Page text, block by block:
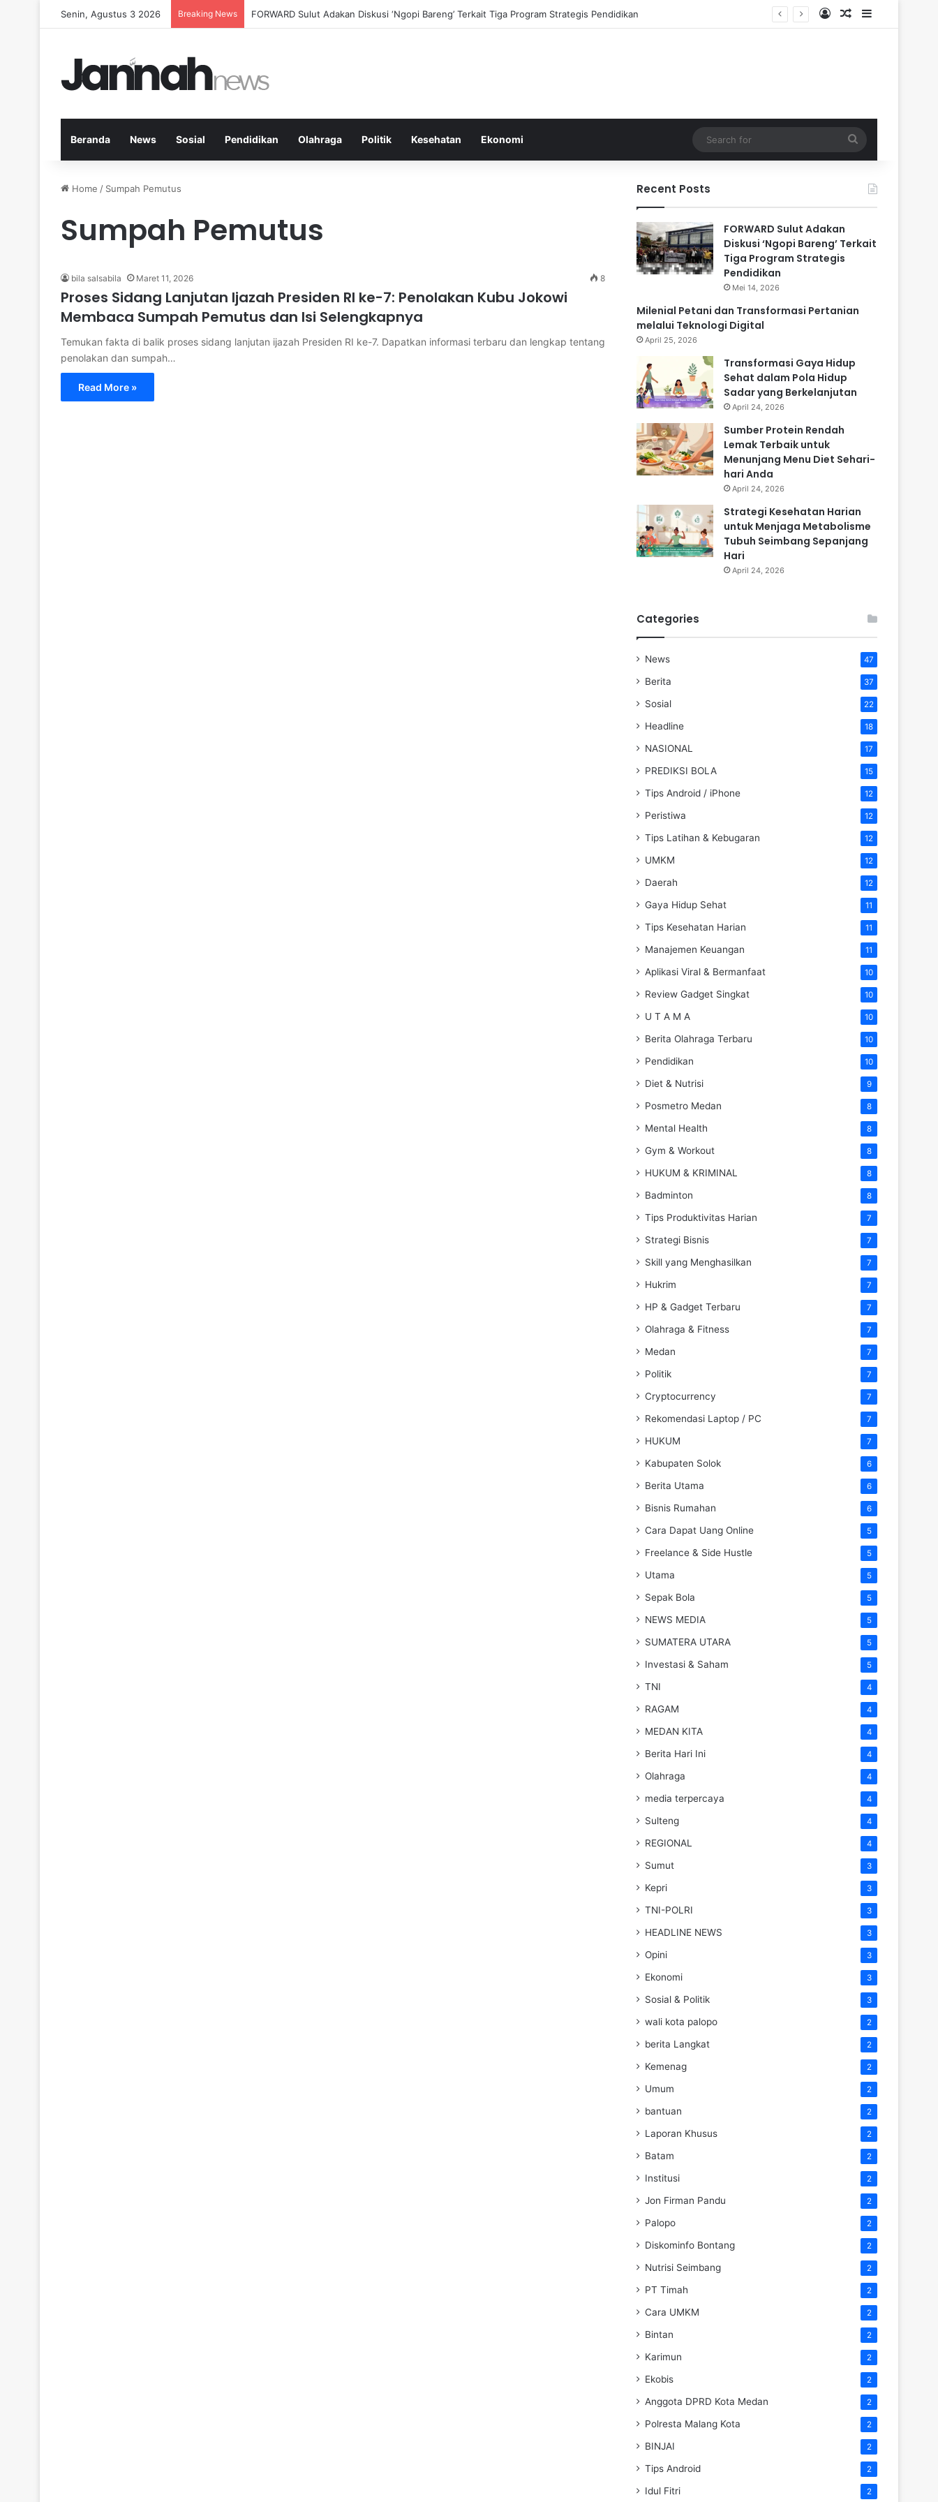
Senin, Agustus 3 2026 Breaking News Milenial Petani dan Transformasi Pertanian melalui Teknologi Digital Log InRandom Article
Sidebar
Beranda News Sosial Pendidikan Olahraga Politik Kesehatan Ekonomi
for
Home / Sumpah Pemutus
Sumpah Pemutus
bila salsabila Maret 11, 2026 8
Proses Sidang Lanjutan Ijazah Presiden RI ke-7: Penolakan Kubu Jokowi
Membaca Sumpah Pemutus dan Isi Selengkapnya
Temukan fakta di balik proses sidang lanjutan ijazah Presiden RI ke-7. Dapatkan informasi terbaru dan lengkap tentang
penolakan dan sumpah…
Read More »
Recent Posts
FORWARD Sulut Adakan
Diskusi ‘Ngopi Bareng’ Terkait
Tiga Program Strategis
Pendidikan
Mei 14, 2026
Milenial Petani dan Transformasi Pertanian
melalui Teknologi Digital
April 25, 2026
Transformasi Gaya Hidup
Sehat dalam Pola Hidup
Sadar yang Berkelanjutan
April 24, 2026
Sumber Protein Rendah
Lemak Terbaik untuk
Menunjang Menu Diet Sehari-
hari Anda
April 24, 2026
Strategi Kesehatan Harian
untuk Menjaga Metabolisme
Tubuh Seimbang Sepanjang
Hari
April 24, 2026
Categories
News 47
Berita 37
Sosial 22
Headline 18
NASIONAL 17
PREDIKSI BOLA 15
Tips Android / iPhone 12
Peristiwa 12
Tips Latihan & Kebugaran 12
UMKM 12
Daerah 12
Gaya Hidup Sehat 11
Tips Kesehatan Harian 11
Manajemen Keuangan 11
Aplikasi Viral & Bermanfaat 10
Review Gadget Singkat 10
U T A M A 10
Berita Olahraga Terbaru 10
Pendidikan 10
Diet & Nutrisi 9
Posmetro Medan 8
Mental Health 8
Gym & Workout 8
HUKUM & KRIMINAL 8
Badminton 8
Tips Produktivitas Harian 7
Strategi Bisnis 7
Skill yang Menghasilkan 7
Hukrim 7
HP & Gadget Terbaru 7
Olahraga & Fitness 7
Medan 7
Politik 7
Cryptocurrency 7
Rekomendasi Laptop / PC 7
HUKUM 7
Kabupaten Solok 6
Berita Utama 6
Bisnis Rumahan 6
Cara Dapat Uang Online 5
Freelance & Side Hustle 5
Utama 5
Sepak Bola 5
NEWS MEDIA 5
SUMATERA UTARA 5
Investasi & Saham 5
TNI 4
RAGAM 4
MEDAN KITA 4
Berita Hari Ini 4
Olahraga 4
media terpercaya 4
Sulteng 4
REGIONAL 4
Sumut 3
Kepri 3
TNI-POLRI 3
HEADLINE NEWS 3
Opini 3
Ekonomi 3
Sosial & Politik 3
wali kota palopo 2
berita Langkat 2
Kemenag 2
Umum 2
bantuan 2
Laporan Khusus 2
Batam 2
Institusi 2
Jon Firman Pandu 2
Palopo 2
Diskominfo Bontang 2
Nutrisi Seimbang 2
PT Timah 2
Cara UMKM 2
Bintan 2
Karimun 2
Ekobis 2
Anggota DPRD Kota Medan 2
Polresta Malang Kota 2
BINJAI 2
Tips Android 2
Idul Fitri 2